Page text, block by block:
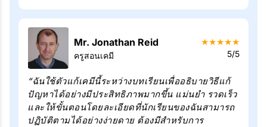
Mr. Jonathan Reid
ครูสอนเคมี
★★★★★
5/5
“ฉันใช้ตัวแก้เคมีนี้ระหว่างบทเรียนเพื่ออธิบายวิธีแก้
ปัญหาได้อย่างมีประสิทธิภาพมากขึ้น แม่นยำ รวดเร็ว
และให้ขั้นตอนโดยละเอียดที่นักเรียนของฉันสามารถ
ปฏิบัติตามได้อย่างง่ายดาย ต้องมีสำหรับการ